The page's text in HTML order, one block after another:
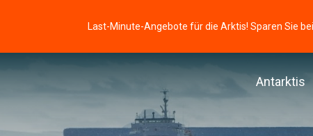
Last-Minute-Angebote für die Arktis! Sparen Sie
Antarktis